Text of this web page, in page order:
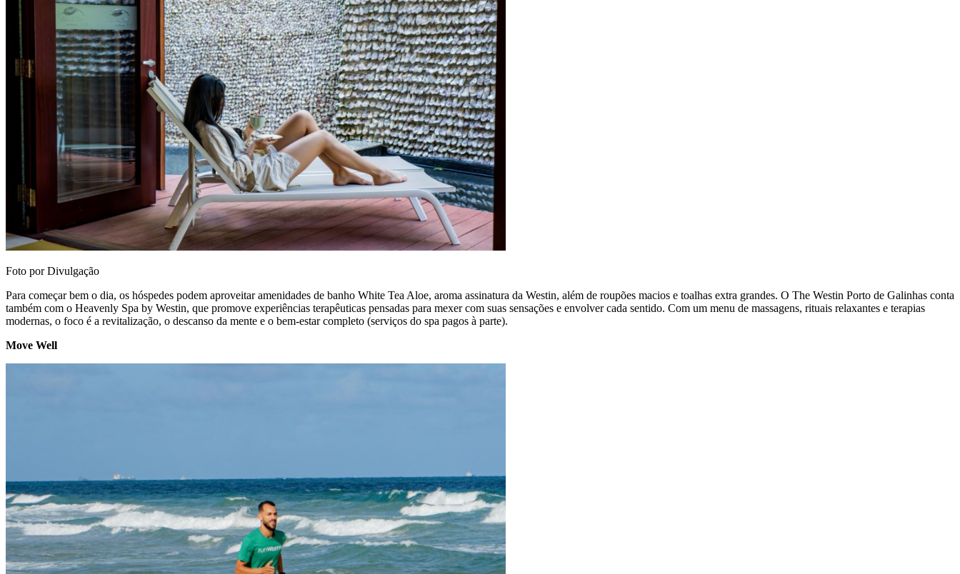
Foto por Divulgação
Para começar bem o dia, os hóspedes podem aproveitar amenidades de banho White Tea Aloe, aroma assinatura da Westin, além de roupões macios e toalhas extra grandes. O The Westin Porto de Galinhas conta
também com o Heavenly Spa by Westin, que promove experiências terapêuticas pensadas para mexer com suas sensações e envolver cada sentido. Com um menu de massagens, rituais relaxantes e terapias
modernas, o foco é a revitalização, o descanso da mente e o bem-estar completo (serviços do spa pagos à parte).
Move Well